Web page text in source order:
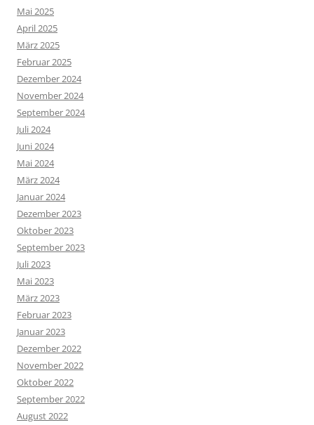
Mai 2025
April 2025
März 2025
Februar 2025
Dezember 2024
November 2024
September 2024
Juli 2024
Juni 2024
Mai 2024
März 2024
Januar 2024
Dezember 2023
Oktober 2023
September 2023
Juli 2023
Mai 2023
März 2023
Februar 2023
Januar 2023
Dezember 2022
November 2022
Oktober 2022
September 2022
August 2022